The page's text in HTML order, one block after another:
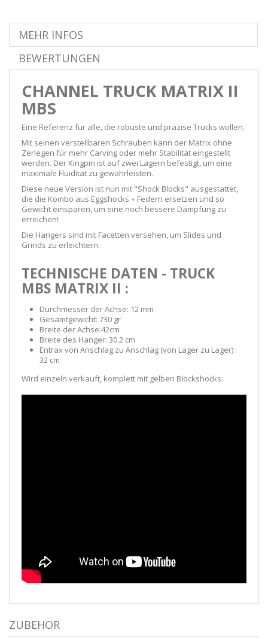
MEHR INFOS
BEWERTUNGEN
CHANNEL TRUCK MATRIX II
MBS
Eine Referenz für alle, die robuste und präzise Trucks wollen.
Mit seinen verstellbaren Schrauben kann der Matrix ohne
Zerlegen für mehr Carving oder mehr Stabilität eingestellt
werden. Der Kingpin ist auf zwei Lagern befestigt, um eine
maximale Fluidität zu gewährleisten.
Diese neue Version ist nun mit "Shock Blocks" ausgestattet,
die die Kombo aus Eggshocks + Federn ersetzen und so
Gewicht einsparen, um eine noch bessere Dämpfung zu
erreichen!
Die Hangers sind mit Facetten versehen, um Slides und
Grinds zu erleichtern.
TECHNISCHE DATEN - TRUCK
MBS MATRIX II :
Durchmesser der Achse: 12 mm
Gesamtgewicht: 730 gr
Breite der Achse:42cm
Breite des Hanger: 30.2 cm
Entrax von Anschlag zu Anschlag (von Lager zu Lager) :
32 cm
Wird einzeln verkauft, komplett mit gelben Blockshocks.
ZUBEHÖR